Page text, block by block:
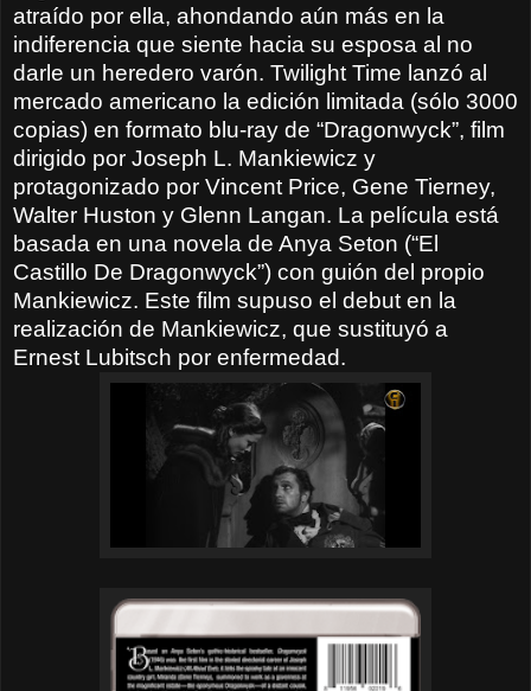
atraído por ella, ahondando aún más en la
indiferencia que siente hacia su esposa al no
darle un heredero varón. Twilight Time lanzó al
mercado americano la edición limitada (sólo 3000
copias) en formato blu-ray de “Dragonwyck”, film
dirigido por Joseph L. Mankiewicz y
protagonizado por Vincent Price, Gene Tierney,
Walter Huston y Glenn Langan. La película está
basada en una novela de Anya Seton (“El
Castillo De Dragonwyck”) con guión del propio
Mankiewicz. Este film supuso el debut en la
realización de Mankiewicz, que sustituyó a
Ernest Lubitsch por enfermedad.